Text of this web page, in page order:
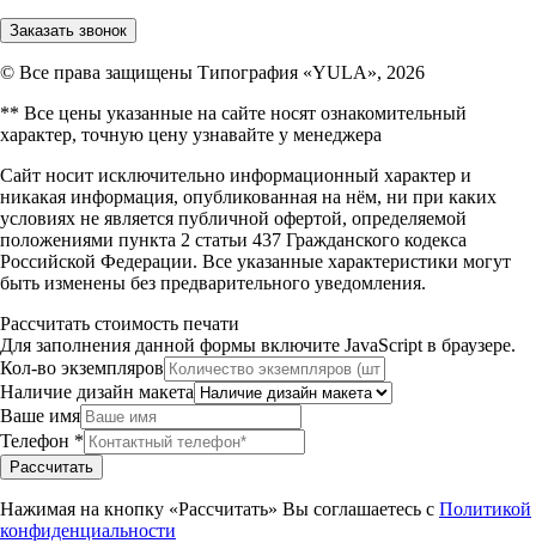
Заказать звонок
© Все права защищены Типография «YULA», 2026
** Все цены указанные на сайте носят ознакомительный
характер, точную цену узнавайте у менеджера
Сайт носит исключительно информационный характер и
никакая информация, опубликованная на нём, ни при каких
условиях не является публичной офертой, определяемой
положениями пункта 2 статьи 437 Гражданского кодекса
Российской Федерации. Все указанные характеристики могут
быть изменены без предварительного уведомления.
Рассчитать стоимость печати
Для заполнения данной формы включите JavaScript в браузере.
Кол-во экземпляров
Наличие дизайн макета
Ваше имя
Телефон *
Рассчитать
Нажимая на кнопку «Рассчитать» Вы соглашаетесь с Политикой
конфиденциальности